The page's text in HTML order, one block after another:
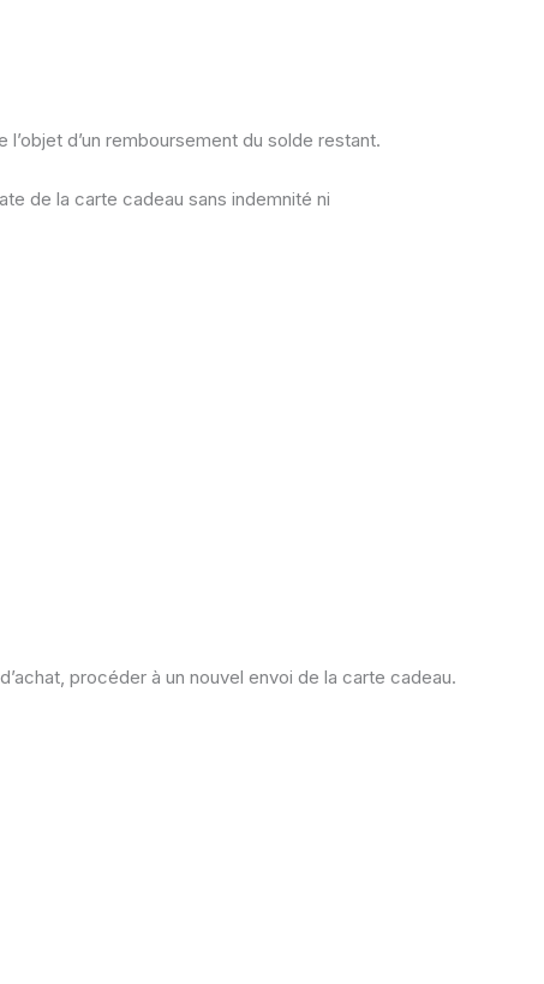
d’un remboursement du solde restant.
de la carte cadeau sans indemnité ni
procéder à un nouvel envoi de la carte cadeau.